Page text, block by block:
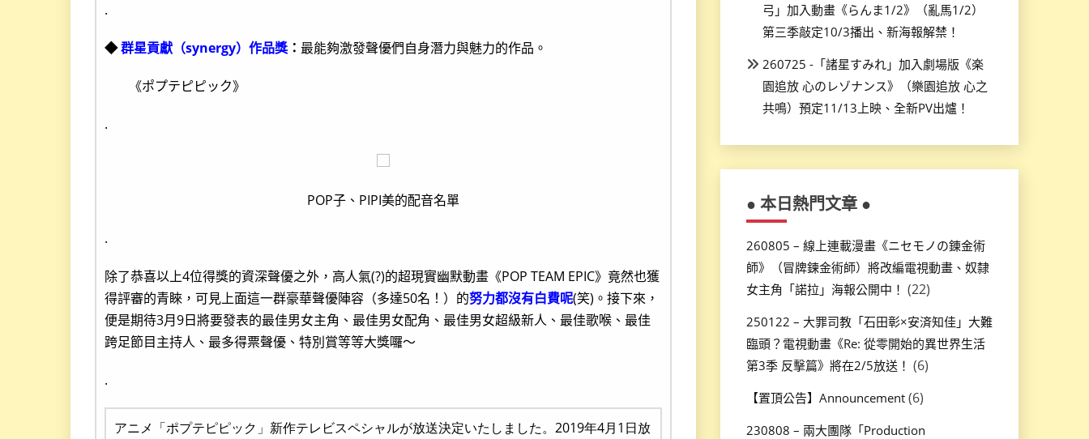
.
◆群星貢獻（synergy）作品獎 ： 最能夠激發聲優們自身潛力與魅力的作品。
《ポプテピピック》
.
POP子、PIPI美的配音名單
.
除了恭喜以上4位得獎的資深聲優之外，高人氣(?)的超現實幽默動畫《POP TEAM EPIC》竟然也獲
得評審的青睞，可見上面這一群豪華聲優陣容（多達50名！）的努力都沒有白費呢(笑)。接下來，
便是期待3月9日將要發表的最佳男女主角、最佳男女配角、最佳男女超級新人、最佳歌喉、最佳
跨足節目主持人、最多得票聲優、特別賞等等大獎囉～
.
アニメ「ポプテピピック」新作テレビスペシャルが放送決定いたしました。2019年4月1日放
弓」加入動畫《らんま1/2》（亂馬1/2）
第三季敲定10/3播出、新海報解禁！
260725 -「諸星すみれ」加入劇場版《楽
園追放 心のレゾナンス》（樂園追放 心之
共鳴）預定11/13上映、全新PV出爐！
● 本日熱門文章 ●
260805 – 線上連載漫畫《ニセモノの錬金術
師》（冒牌鍊金術師）將改編電視動畫、奴隸
女主角「諾拉」海報公開中！ (22)
250122 – 大罪司教「石田彰×安済知佳」大難
臨頭？電視動畫《Re: 從零開始的異世界生活
第3季 反擊篇》將在2/5放送！ (6)
【置頂公告】Announcement (6)
230808 – 兩大團隊「Production